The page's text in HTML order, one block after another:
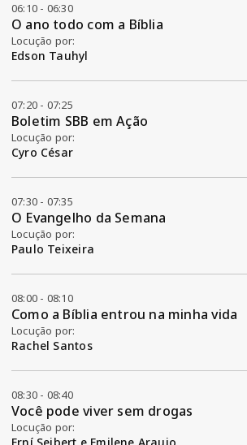
06:10 - 06:30
O ano todo com a Bíblia
Locução por:
Edson Tauhyl
07:20 - 07:25
Boletim SBB em Ação
Locução por:
Cyro César
07:30 - 07:35
O Evangelho da Semana
Locução por:
Paulo Teixeira
08:00 - 08:10
Como a Bíblia entrou na minha vida
Locução por:
Rachel Santos
08:30 - 08:40
Você pode viver sem drogas
Locução por: